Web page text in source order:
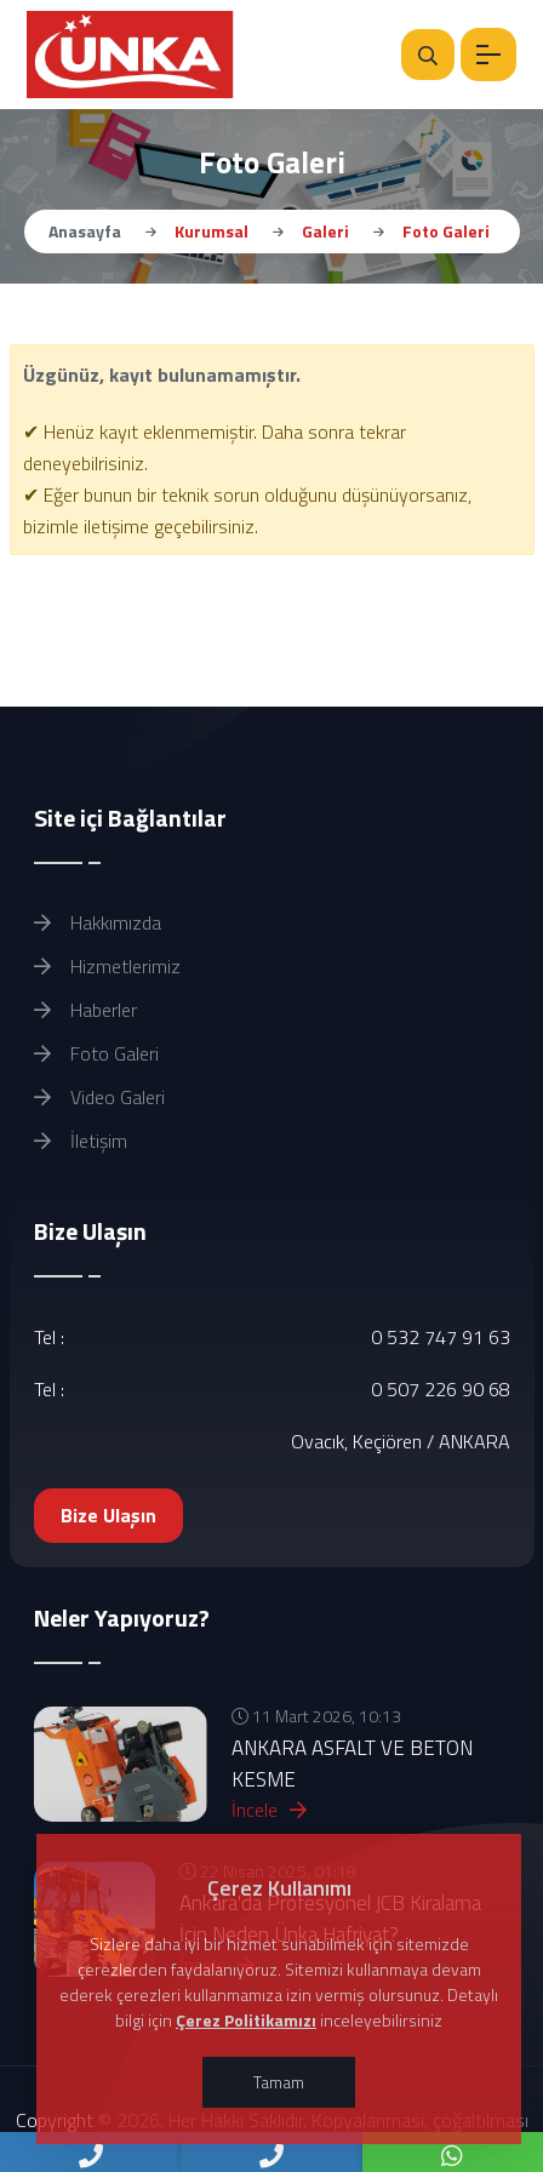
Foto Galeri
Anasayfa Kurumsal Galeri Foto Galeri
Üzgünüz, kayıt bulunamamıştır.
✔ Henüz kayıt eklenmemiştir. Daha sonra tekrar
deneyebilrisiniz.
✔ Eğer bunun bir teknik sorun olduğunu düşünüyorsanız,
bizimle iletişime geçebilirsiniz.
Site içi Bağlantılar
Hakkımızda
Hizmetlerimiz
Haberler
Foto Galeri
Video Galeri
İletişim
Bize Ulaşın
Tel :
0 532 747 91 63
Tel :
0 507 226 90 68
Ovacık, Keçiören / ANKARA
Bize Ulaşın
Neler Yapıyoruz?
11 Mart 2026, 10:13
ANKARA ASFALT VE BETON
KESME
İncele
22 Nisan 2025, 01:18
Ankara'da Profesyonel JCB Kiralama
İçin Neden Ünka Hafriyat?
İncele
Copyright © 2026. Her Hakkı Saklıdır. Kopyalanması, çoğaltılması
ve dağıtılması halinde yasal haklarımız işletilecektir. Web Tasarım :
Çerez Kullanımı
Sizlere daha iyi bir hizmet sunabilmek için sitemizde
çerezlerden faydalanıyoruz. Sitemizi kullanmaya devam
ederek çerezleri kullanmamıza izin vermiş olursunuz. Detaylı
bilgi için Çerez Politikamızı inceleyebilirsiniz
Tamam